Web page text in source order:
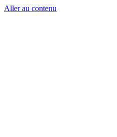
Aller au contenu